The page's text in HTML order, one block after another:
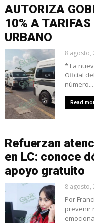
AUTORIZA
10% A TARIFAS
URBANO
8 agosto,
* La
Oficial
número...
Read
Refuerzan
en LC: conoce
apoyo gratuito
8 agosto,
Por
prevenir